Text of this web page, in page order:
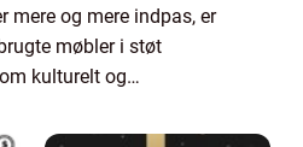
mere og mere indpas, er
møbler i støt
kulturelt og